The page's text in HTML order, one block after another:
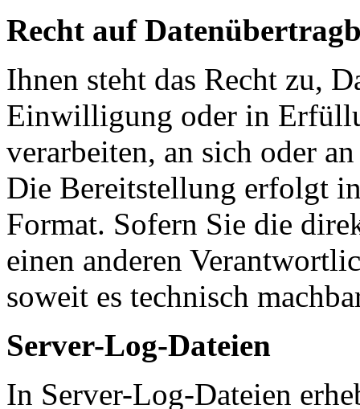
Recht auf
Ihnen steht das Recht zu,
Einwilligung oder in
verarbeiten, an sich oder
Die Bereitstellung erfolgt
Format. Sofern Sie die
einen anderen
soweit es technisch
Server-Log-Dateien
In Server-Log-Dateien